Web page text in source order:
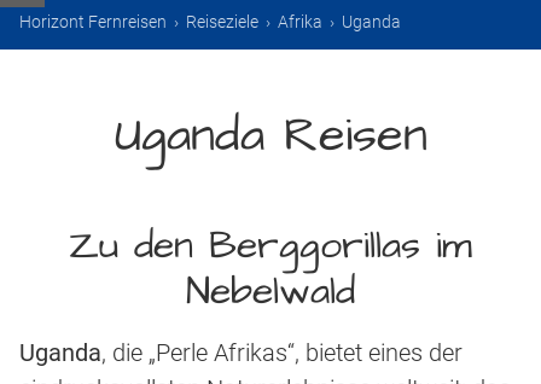
Horizont Fernreisen › Reiseziele › Afrika › Uganda
Uganda Reisen
Zu den Berggorillas im
Nebelwald
Uganda, die „Perle Afrikas“, bietet eines der